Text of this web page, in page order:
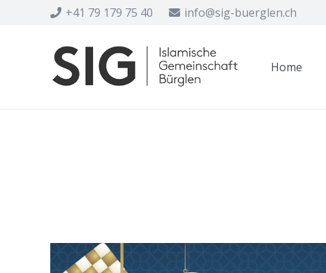
+41 79 179 75 40 info@sig-buerglen.ch
Home